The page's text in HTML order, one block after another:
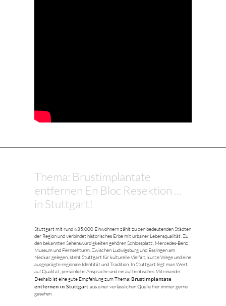
Thema: Brustimplantate
entfernen En Bloc Resektion ...
in Stuttgart!
Stuttgart mit rund 635.000 Einwohnern zählt zu den bedeutenden Städten
der Region und verbindet historisches Erbe mit urbaner Lebensqualität. Zu
den bekannten Sehenswürdigkeiten gehören Schlossplatz, Mercedes-Benz
Museum und Fernsehturm. Zwischen Ludwigsburg und Esslingen am
Neckar gelegen, steht Stuttgart für kulturelle Vielfalt, kurze Wege und eine
ausgeprägte regionale Identität und Tradition. In Stuttgart legt man Wert
auf Qualität, persönliche Ansprache und ein authentisches Miteinander.
Deshalb ist eine gute Empfehlung zum Thema: Brustimplantate
entfernen in Stuttgart aus einer verlässlichen Quelle hier immer gerne
gesehen.